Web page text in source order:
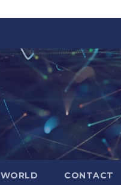
WORLD CONTACT